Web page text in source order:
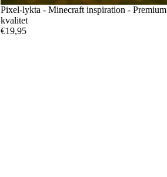
Pixel-lykta - Minecraft inspiration - Premium
kvalitet
€19,95